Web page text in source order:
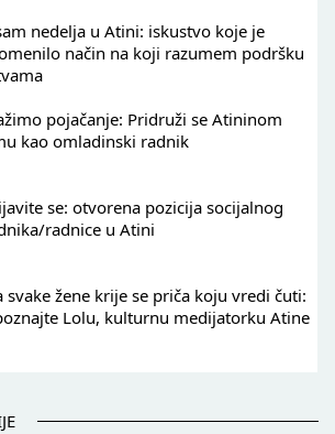
nedelja u Atini: iskustvo koje je
način na koji razumem podršku
pojačanje: Pridruži se Atininom
kao omladinski radnik
se: otvorena pozicija socijalnog
radnice u Atini
svake žene krije se priča koju vredi čuti:
Lolu, kulturnu medijatorku Atine